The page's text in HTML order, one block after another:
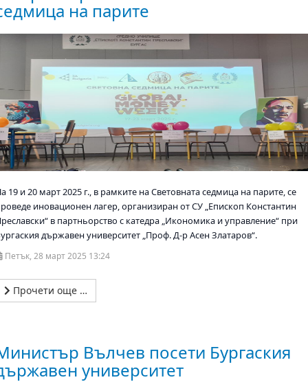
на парите
19 и 20 март 2025 г., в рамките на Световната седмица на парите, се
иновационен лагер, организиран от СУ „Епископ Константин
в партньорство с катедра „Икономика и управление“ при
държавен университет „Проф. Д-р Асен Златаров“.
Петък, 28 март 2025 13:24
Прочети още …
Вълчев посети Бургаския
университет